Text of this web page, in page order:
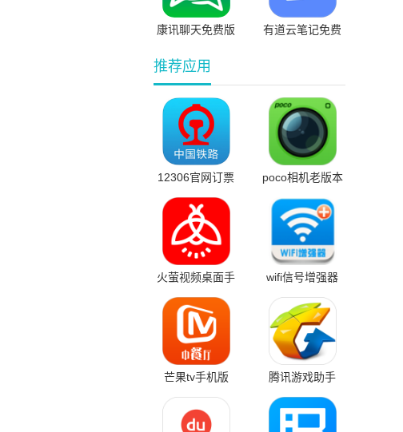
康讯聊天免费版
有道云笔记免费
推荐应用
12306官网订票
poco相机老版本
火萤视频桌面手
wifi信号增强器
芒果tv手机版
腾讯游戏助手